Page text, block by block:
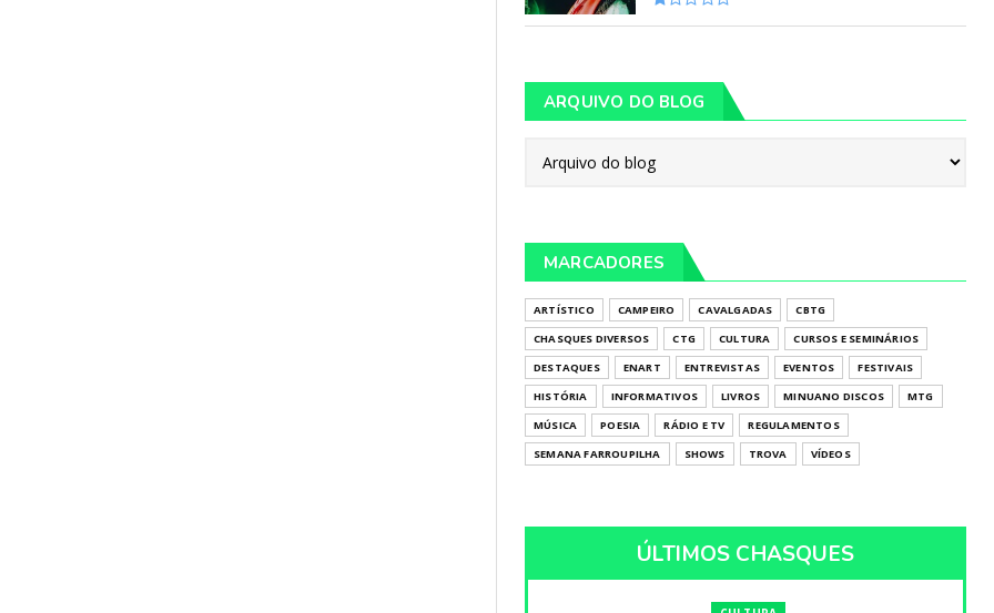
ARQUIVO DO BLOG
MARCADORES
ARTÍSTICO CAMPEIRO CAVALGADAS
CBTG
CHASQUES DIVERSOS
CTG CULTURA
CURSOS E SEMINÁRIOS
DESTAQUES
ENART ENTREVISTAS EVENTOS
FESTIVAIS
HISTÓRIA
INFORMATIVOS LIVROS MINUANO DISCOS
MTG
MÚSICA
POESIA RÁDIO E TV
REGULAMENTOS
SEMANA FARROUPILHA
SHOWS TROVA VÍDEOS
ÚLTIMOS CHASQUES